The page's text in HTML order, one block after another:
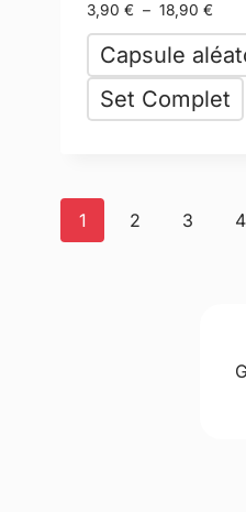
3,90 € – 18,90 €
Capsule
Set Complet
1 2 3 4